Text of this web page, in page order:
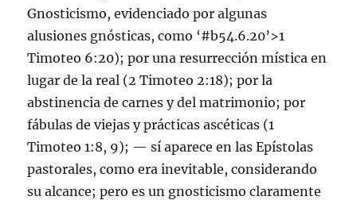
Gnosticismo, evidenciado por algunas
alusiones gnósticas, como ‘#b54.6.20’>1
Timoteo 6:20); por una resurrección mística en
lugar de la real (2 Timoteo 2:18); por la
abstinencia de carnes y del matrimonio; por
fábulas de viejas y prácticas ascéticas (1
Timoteo 1:8, 9); — sí aparece en las Epístolas
pastorales, como era inevitable, considerando
su alcance; pero es un gnosticismo claramente